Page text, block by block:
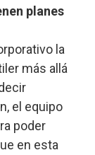
planes
la
más allá
el equipo
poder
en esta